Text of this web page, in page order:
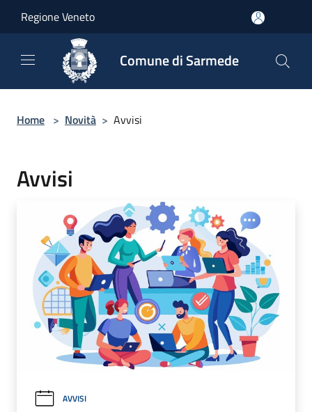
Regione Veneto
Comune di Sarmede
Home > Novità > Avvisi
Avvisi
AVVISI